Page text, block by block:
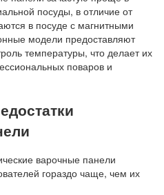
посуды, в отличие от
в посуде с магнитными
модели предоставляют
температуры, что делает их
поваров и
варочные панели
гораздо чаще, чем их